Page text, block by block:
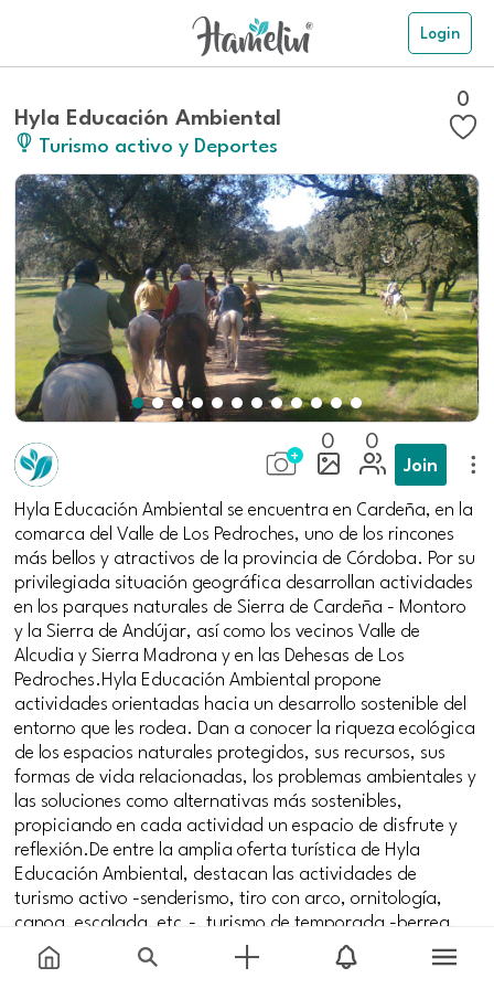
Login
Hyla Educación Ambiental
Turismo activo y Deportes
0
0 0
Join
Hyla Educación Ambiental se encuentra en Cardeña, en la
comarca del Valle de Los Pedroches, uno de los rincones
más bellos y atractivos de la provincia de Córdoba. Por su
privilegiada situación geográfica desarrollan actividades
en los parques naturales de Sierra de Cardeña - Montoro
y la Sierra de Andújar, así como los vecinos Valle de
Alcudia y Sierra Madrona y en las Dehesas de Los
Pedroches.Hyla Educación Ambiental propone
actividades orientadas hacia un desarrollo sostenible del
entorno que les rodea. Dan a conocer la riqueza ecológica
de los espacios naturales protegidos, sus recursos, sus
formas de vida relacionadas, los problemas ambientales y
las soluciones como alternativas más sostenibles,
propiciando en cada actividad un espacio de disfrute y
reflexión.De entre la amplia oferta turística de Hyla
Educación Ambiental, destacan las actividades de
turismo activo -senderismo, tiro con arco, ornitología,
canoa, escalada, etc.-, turismo de temporada -berrea,
matanza del cerdo, micología, etc.-, animación -
gymkanas, olimpiadas rurales, etc.- y turismo cultural -